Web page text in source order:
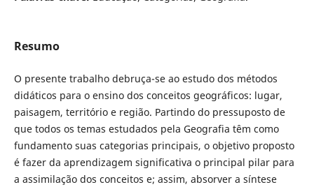
Resumo
O presente trabalho debruça-se ao estudo dos métodos
didáticos para o ensino dos conceitos geográficos: lugar,
paisagem, território e região. Partindo do pressuposto de
que todos os temas estudados pela Geografia têm como
fundamento suas categorias principais, o objetivo proposto
é fazer da aprendizagem significativa o principal pilar para
a assimilação dos conceitos e; assim, absorver a síntese